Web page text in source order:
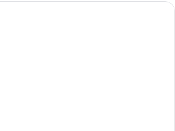
Ein Hotelzimmer mit einem großen